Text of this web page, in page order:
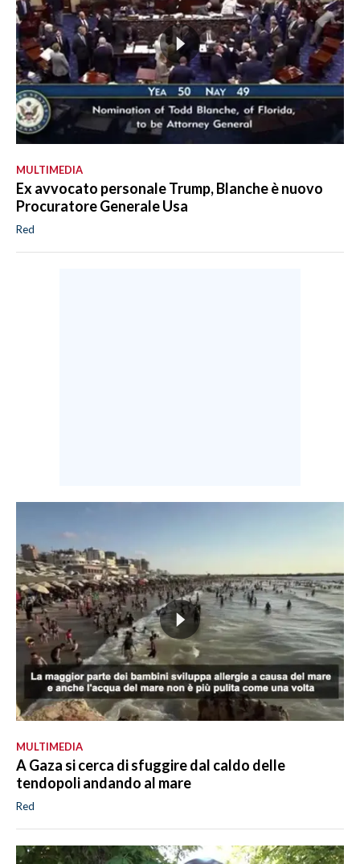
MULTIMEDIA
Ex avvocato personale Trump, Blanche è nuovo
Procuratore Generale Usa
Red
MULTIMEDIA
A Gaza si cerca di sfuggire dal caldo delle
tendopoli andando al mare
Red